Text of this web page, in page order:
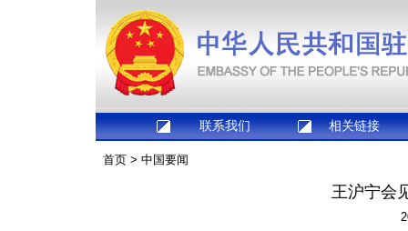
联系我们 相关链接
首页 > 中国要闻
王沪宁会